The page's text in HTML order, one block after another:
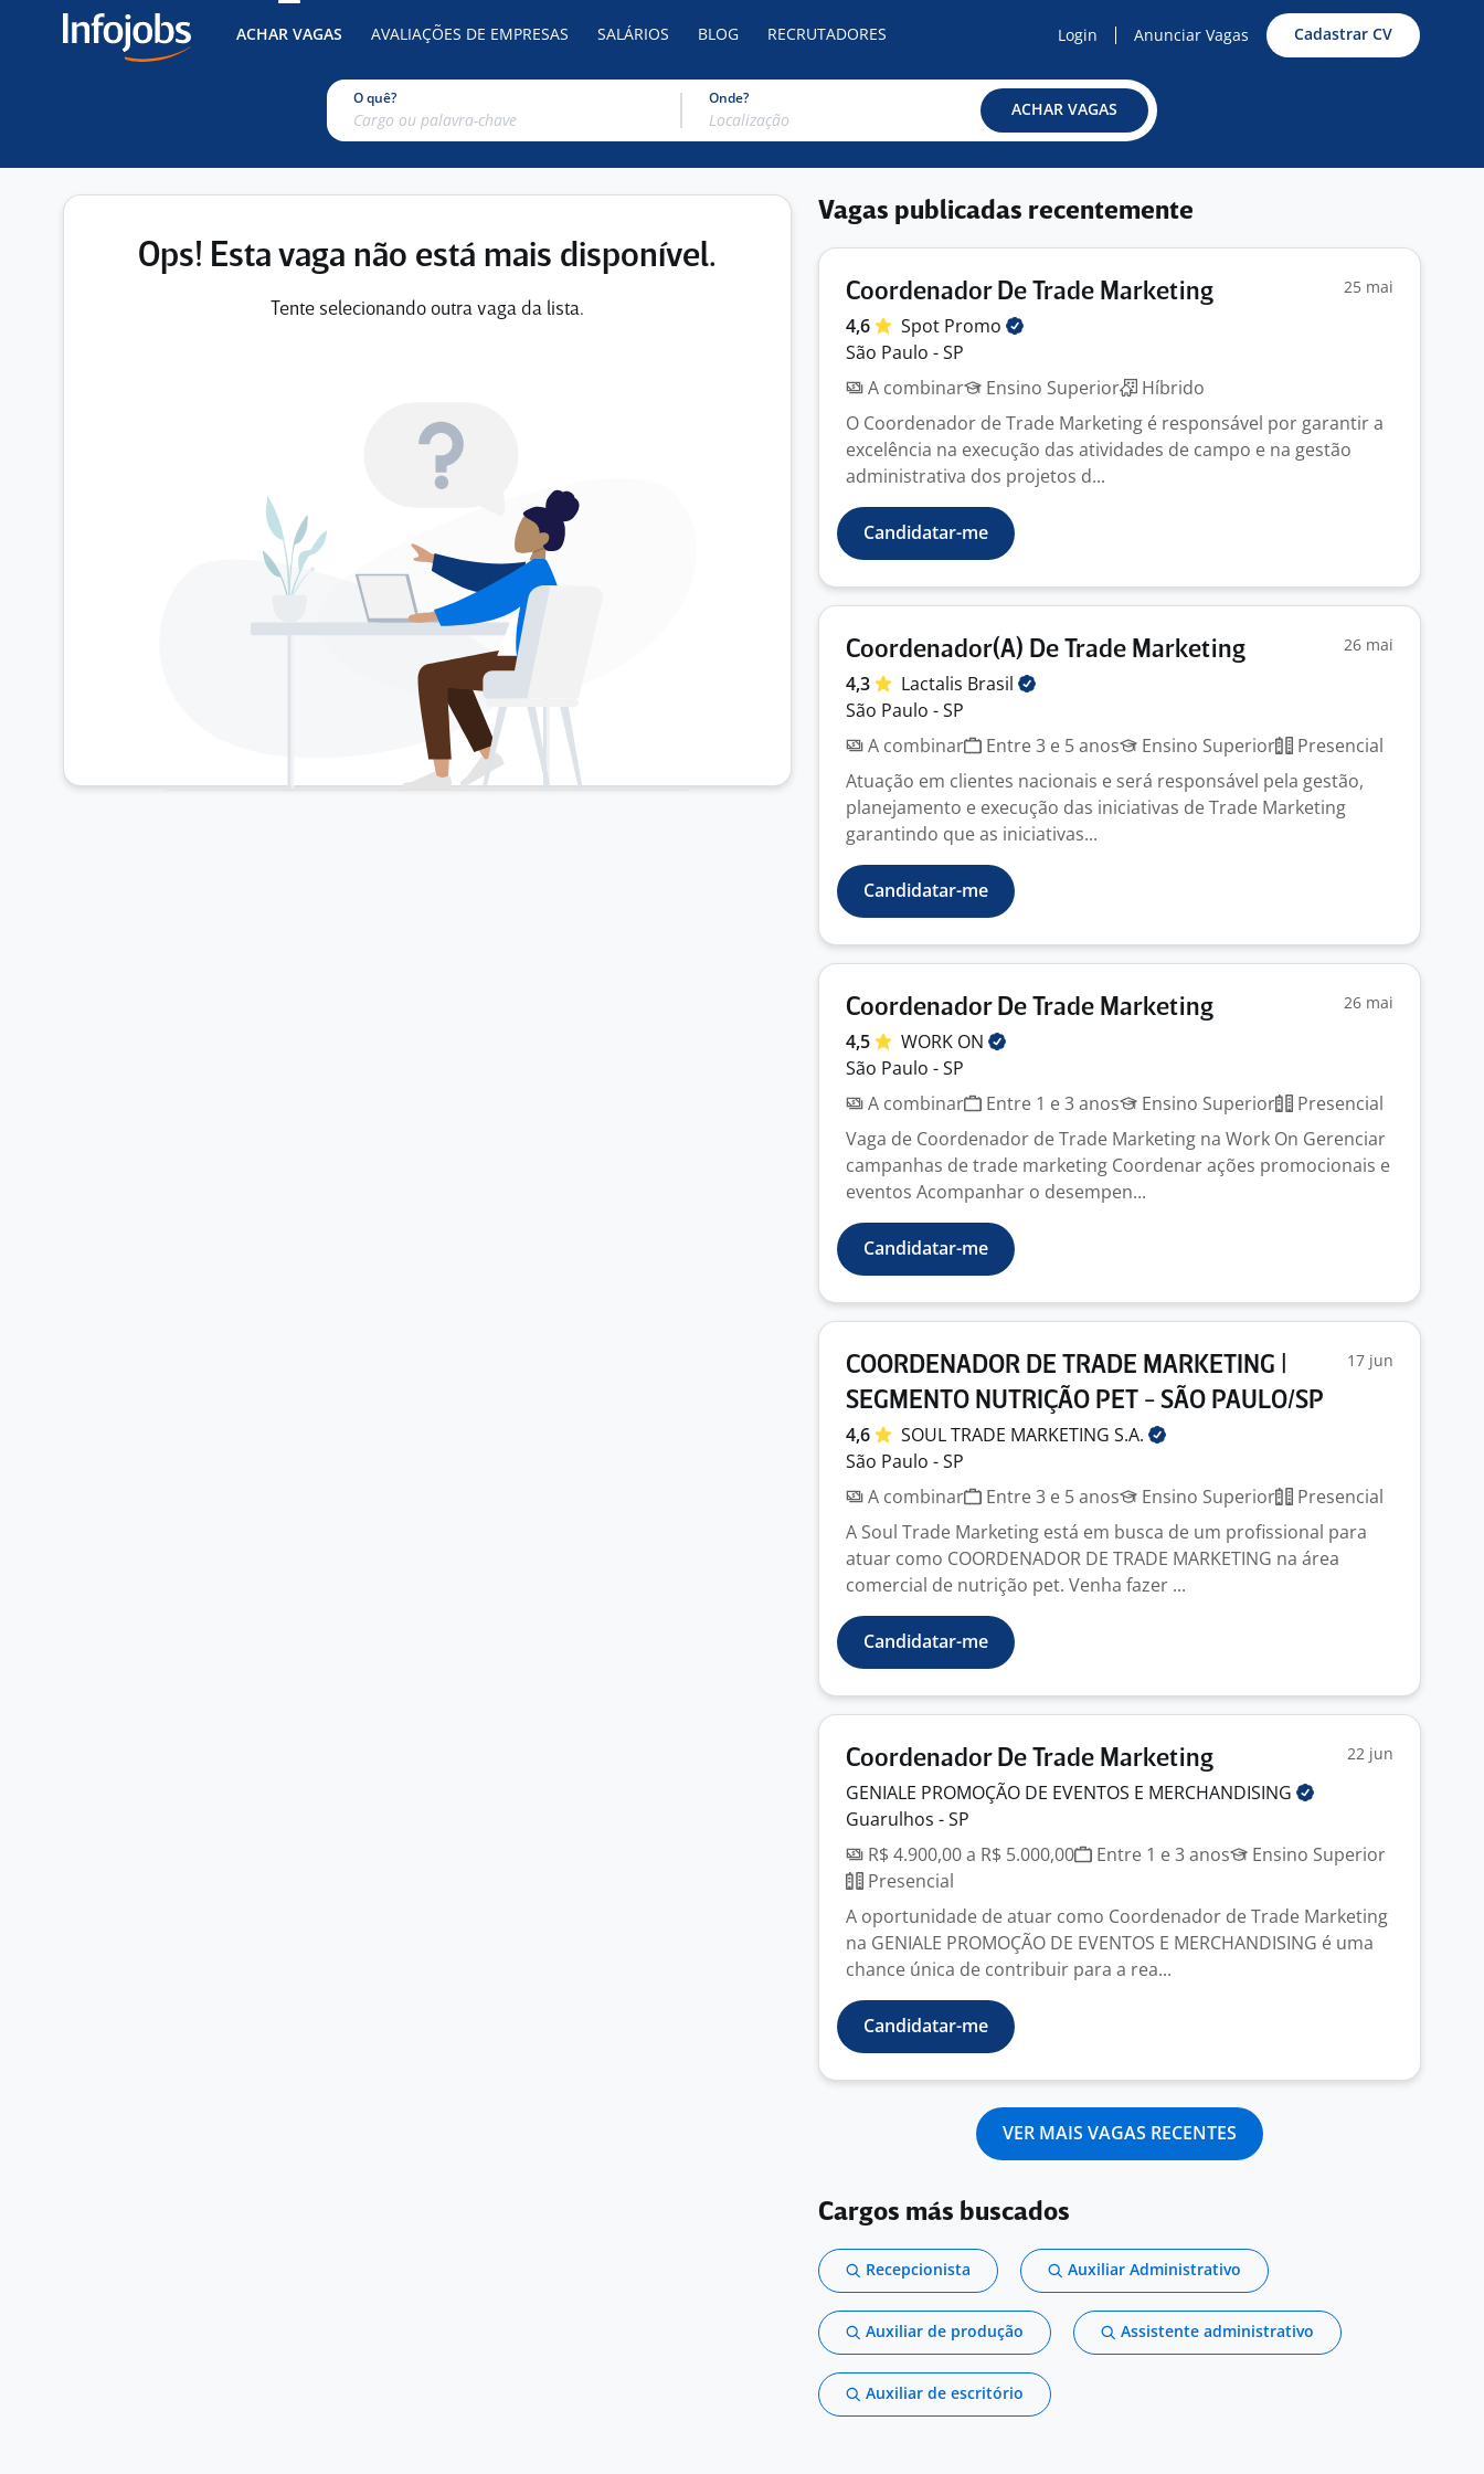
ACHAR VAGAS AVALIAÇÕES DE EMPRESAS SALÁRIOS BLOG RECRUTADORES Login Anunciar Vagas Cadastrar CV
O quê? Onde?
ACHAR VAGAS
Ops! Esta vaga não está mais disponível.
Tente selecionando outra vaga da lista.
Vagas publicadas recentemente
Coordenador De Trade Marketing 25 mai
4,6 Spot Promo
São Paulo - SP
A combinar
Ensino Superior
Híbrido
O Coordenador de Trade Marketing é responsável por garantir a
excelência na execução das atividades de campo e na gestão
administrativa dos projetos d...
Candidatar-me
Coordenador(A) De Trade Marketing 26 mai
4,3 Lactalis Brasil
São Paulo - SP
A combinar
Entre 3 e 5 anos Ensino Superior
Presencial
Atuação em clientes nacionais e será responsável pela gestão,
planejamento e execução das iniciativas de Trade Marketing
garantindo que as iniciativas...
Candidatar-me
Coordenador De Trade Marketing 26 mai
4,5 WORK ON
São Paulo - SP
A combinar
Entre 1 e 3 anos Ensino Superior
Presencial
Vaga de Coordenador de Trade Marketing na Work On Gerenciar
campanhas de trade marketing Coordenar ações promocionais e
eventos Acompanhar o desempen...
Candidatar-me
COORDENADOR DE TRADE MARKETING |
SEGMENTO NUTRIÇÃO PET - SÃO PAULO/SP
17 jun
4,6 SOUL TRADE MARKETING S.A.
São Paulo - SP
A combinar
Entre 3 e 5 anos Ensino Superior
Presencial
A Soul Trade Marketing está em busca de um profissional para
atuar como COORDENADOR DE TRADE MARKETING na área
comercial de nutrição pet. Venha fazer ...
Candidatar-me
Coordenador De Trade Marketing 22 jun
GENIALE PROMOÇÃO DE EVENTOS E MERCHANDISING
Guarulhos - SP
R$ 4.900,00 a R$ 5.000,00
Entre 1 e 3 anos
Ensino Superior
Presencial
A oportunidade de atuar como Coordenador de Trade Marketing
na GENIALE PROMOÇÃO DE EVENTOS E MERCHANDISING é uma
chance única de contribuir para a rea...
Candidatar-me
VER MAIS VAGAS RECENTES
Cargos más buscados
Recepcionista Auxiliar Administrativo
Auxiliar de produção Assistente administrativo
Auxiliar de escritório